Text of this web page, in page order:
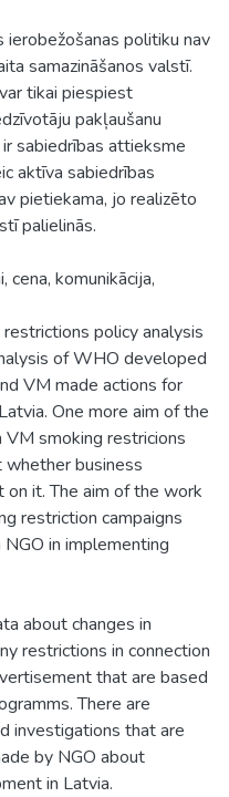
politiku nav
samazināšanos valstī.
tikai piespiest
pakļaušanu
sabiedrības attieksme
aktīva sabiedrības
pietiekama, jo realizēto
palielinās.
cena, komunikācija,
policy analysis
of WHO developed
VM made actions for
One more aim of the
VM smoking restricions
business
it. The aim of the work
restriction campaigns
in implementing
about changes in
restrictions in connection
that are based
There are
investigations that are
by NGO about
in Latvia.